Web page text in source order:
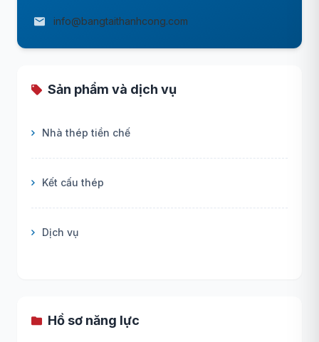
info@bangtaithanhcong.com
Sản phẩm và dịch vụ
Nhà thép tiền chế
Kết cấu thép
Dịch vụ
Hồ sơ năng lực